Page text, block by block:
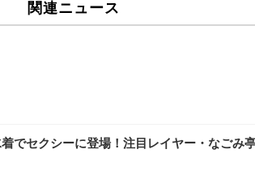
関連ニュース
でセクシーに登場！注目レイヤー・なごみ